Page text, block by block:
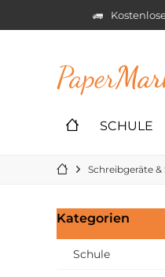
Paper
SCHULE
Schreibgeräte &
Kategorien
Schule